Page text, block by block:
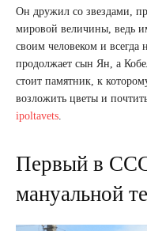
Он дружил со звездами,
мировой величины, ведь
своим человеком и всегда
продолжает сын Ян, а
стоит памятник, к
возложить цветы и
ipoltavets.
Первый в
мануальной